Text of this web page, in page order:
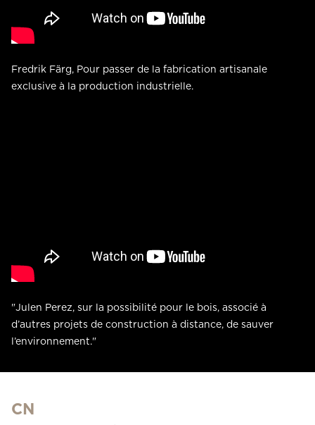
Fredrik Färg, Pour passer de la fabrication artisanale
exclusive à la production industrielle.
"Julen Perez, sur la possibilité pour le bois, associé à
d’autres projets de construction à distance, de sauver
l’environnement."
CN